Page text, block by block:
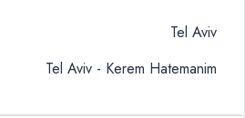
Tel Aviv
Tel Aviv - Kerem Hatemanim